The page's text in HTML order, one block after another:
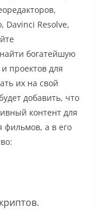
Davinci Resolve,
богатейшую
проектов для
их на свой
добавить, что
контент для
фильмов, а в его